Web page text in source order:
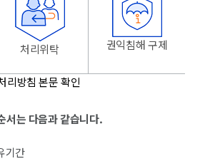
처리위탁 권익침해 구제
리방침 본문 확인
서는 다음과 같습니다.
기간